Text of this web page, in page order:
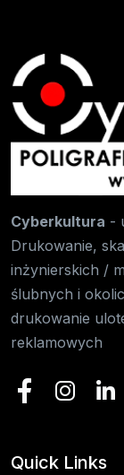
Cyberkultura -
Drukowanie,
inżynierskich /
ślubnych i
drukowanie
reklamowych
Quick Links